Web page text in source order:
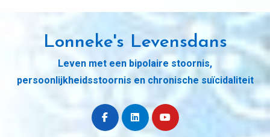
Lonneke's Levensdans
Leven met een bipolaire stoornis,
persoonlijkheidsstoornis en chronische suïcidaliteit